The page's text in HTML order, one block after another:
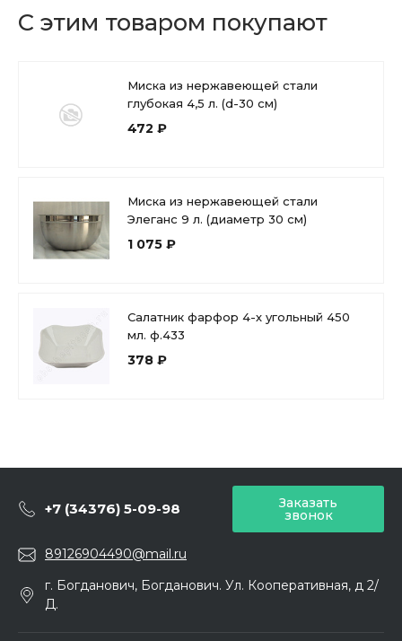
С этим товаром покупают
Миска из нержавеющей стали
глубокая 4,5 л. (d-30 см)
472 ₽
Миска из нержавеющей стали
Элеганс 9 л. (диаметр 30 см)
1 075 ₽
Салатник фарфор 4-х угольный 450
мл. ф.433
378 ₽
+7 (34376) 5-09-98 Заказать
звонок
89126904490@mail.ru
г. Богданович, Богданович. Ул. Кооперативная, д 2/
Д.